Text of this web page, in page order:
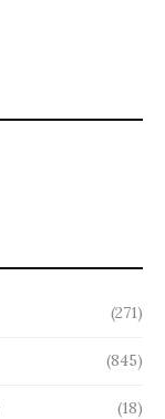
(271)
(845)
(18)